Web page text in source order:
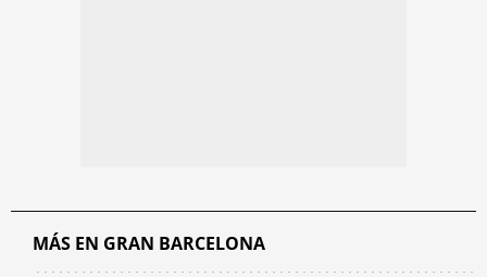
MÁS EN GRAN BARCELONA